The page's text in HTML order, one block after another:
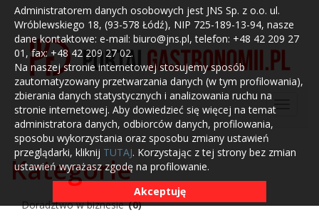
Administratorem danych osobowych jest JNS Sp. z o.o. ul.
Wróblewskiego 18, (93-578 Łódź), NIP 725-189-13-94, nasze
dane kontaktowe: e-mail: biuro@jns.pl, telefon: +48 42 209 27
01, fax: +48 42 209 27 02.
Na naszej stronie internetowej stosujemy sposób
zautomatyzowany przetwarzania danych (w tym profilowania),
zbierania danych statystycznych i analizowania ruchu na
stronie internetowej. Aby dowiedzieć się więcej na temat
administratora danych, odbiorców danych, profilowania,
sposobu wykorzystania oraz sposobu zmiany ustawień
przeglądarki, kliknij TUTAJ. Korzystając z tej strony bez zmian
ustawień wyrażasz zgodę na profilowanie.
Akceptuję
Kategorie
Doradztwo w biznesie(0)